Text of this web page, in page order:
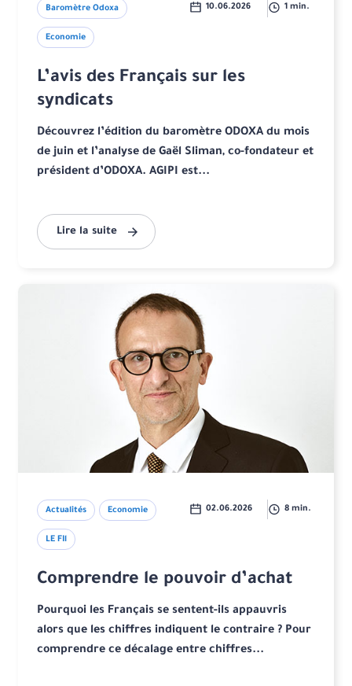
Baromètre Odoxa
Economie
10.06.2026 1 min.
L’avis des Français sur les
syndicats
Découvrez l’édition du baromètre ODOXA du mois
de juin et l’analyse de Gaël Sliman, co-fondateur et
président d’ODOXA. AGIPI est...
Lire la suite
Actualités Economie
LE FIl
02.06.2026 8 min.
Comprendre le pouvoir d’achat
Pourquoi les Français se sentent-ils appauvris
alors que les chiffres indiquent le contraire ? Pour
comprendre ce décalage entre chiffres...